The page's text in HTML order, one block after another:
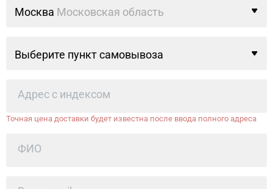
Москва Московская область
Выберите пункт самовывоза
Точная цена доставки будет известна после ввода полного адреса